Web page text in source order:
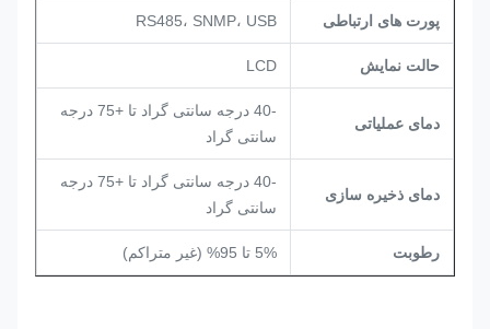
پورت های ارتباطی RS485، SNMP، USB
حالت نمایش LCD
دمای عملیاتی
-40 درجه سانتی گراد تا +75 درجه
سانتی گراد
دمای ذخیره سازی
-40 درجه سانتی گراد تا +75 درجه
سانتی گراد
رطوبت 5% تا 95% (غیر متراکم)